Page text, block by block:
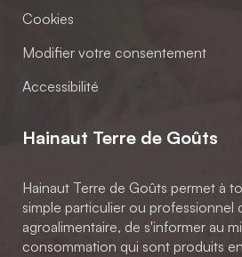
Cookies
Modifier votre consentement
Accessibilité
Hainaut Terre de Goûts
Hainaut Terre de Goûts permet à
simple particulier ou professionnel
agroalimentaire, de s'informer au
consommation qui sont produits